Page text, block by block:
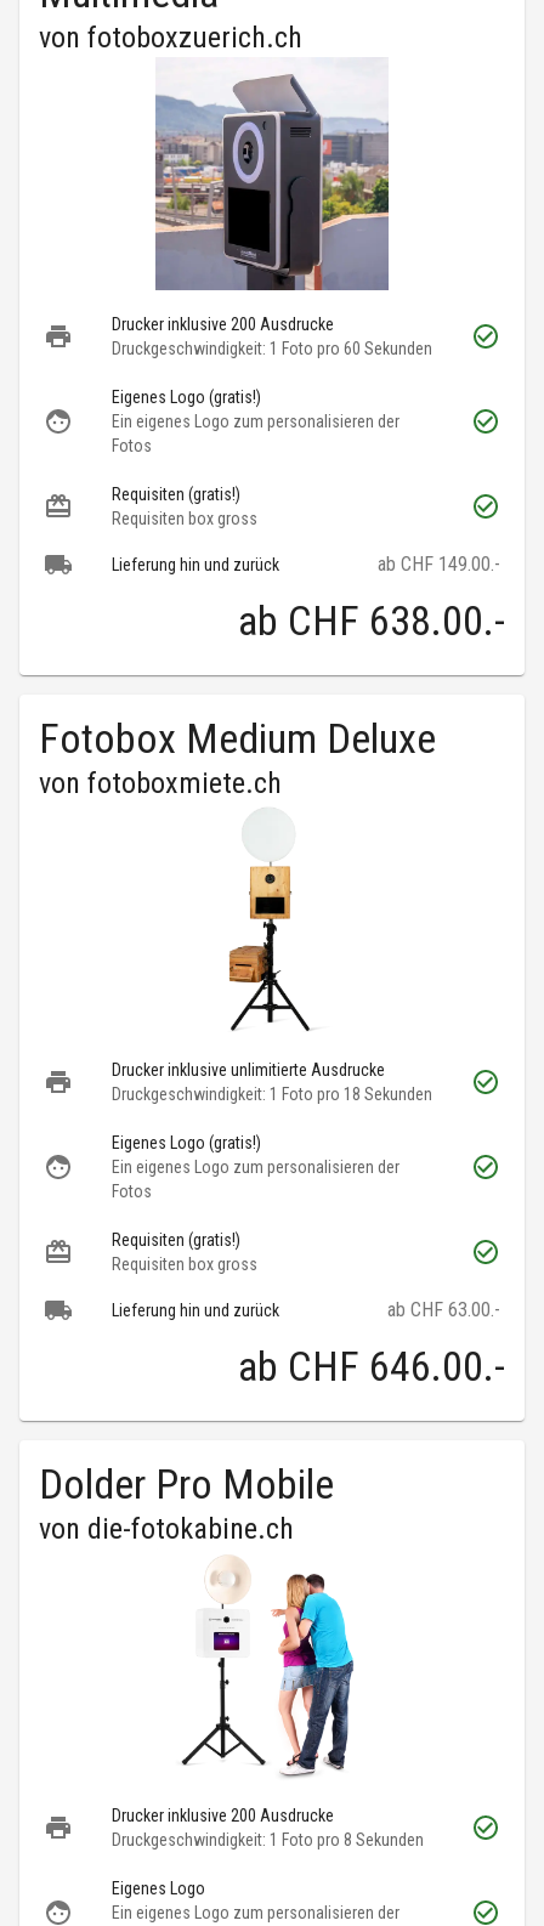
von fotoboxzuerich.ch
Drucker inklusive 200 Ausdrucke
Druckgeschwindigkeit: 1 Foto pro 60 Sekunden
Eigenes Logo (gratis!)
Ein eigenes Logo zum personalisieren der
Fotos
Requisiten (gratis!)
Requisiten box gross
Lieferung hin und zurück ab CHF 149.00.-
ab CHF 638.00.-
Fotobox Medium Deluxe
von fotoboxmiete.ch
Drucker inklusive unlimitierte Ausdrucke
Druckgeschwindigkeit: 1 Foto pro 18 Sekunden
Eigenes Logo (gratis!)
Ein eigenes Logo zum personalisieren der
Fotos
Requisiten (gratis!)
Requisiten box gross
Lieferung hin und zurück ab CHF 63.00.-
ab CHF 646.00.-
Dolder Pro Mobile
von die-fotokabine.ch
Drucker inklusive 200 Ausdrucke
Druckgeschwindigkeit: 1 Foto pro 8 Sekunden
Eigenes Logo
Ein eigenes Logo zum personalisieren der